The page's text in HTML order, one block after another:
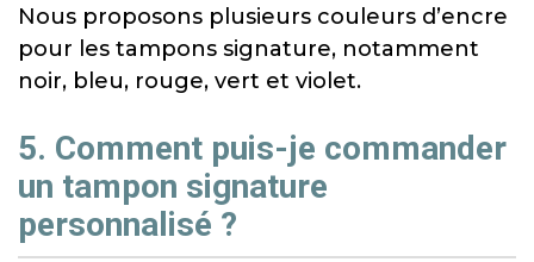
Nous proposons plusieurs couleurs d’encre
pour les tampons signature, notamment
noir, bleu, rouge, vert et violet.
5. Comment puis-je commander
un tampon signature
personnalisé ?